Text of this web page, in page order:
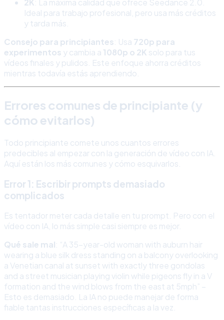
2K: La máxima calidad que ofrece Seedance 2.0.
Ideal para trabajo profesional, pero usa más créditos
y tarda más.
Consejo para principiantes: Usa 720p para
experimentos y cambia a 1080p o 2K solo para tus
vídeos finales y pulidos. Este enfoque ahorra créditos
mientras todavía estás aprendiendo.
Errores comunes de principiante (y
cómo evitarlos)
Todo principiante comete unos cuantos errores
predecibles al empezar con la generación de vídeo con IA.
Aquí están los más comunes y cómo esquivarlos.
Error 1: Escribir prompts demasiado
complicados
Es tentador meter cada detalle en tu prompt. Pero con el
vídeo con IA, lo más simple casi siempre es mejor.
Qué sale mal: “A 35-year-old woman with auburn hair
wearing a blue silk dress standing on a balcony overlooking
a Venetian canal at sunset with exactly three gondolas
and a street musician playing violin while pigeons fly in a V
formation and the wind blows from the east at 5mph” –
Esto es demasiado. La IA no puede manejar de forma
fiable tantas instrucciones específicas a la vez.